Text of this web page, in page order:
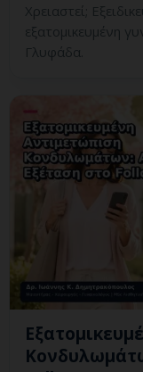
Χρειαστεί;
εξατομικευμένη
Γλυφάδα.